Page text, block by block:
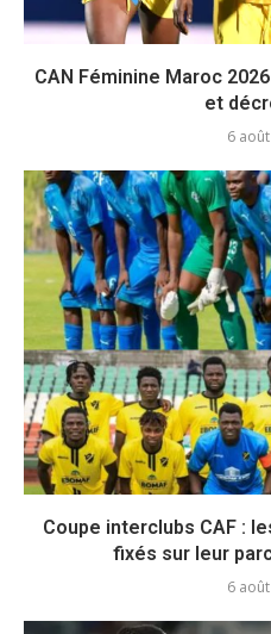
CAN Féminine Maroc
et
6
Coupe interclubs CAF :
fixés sur leur
6